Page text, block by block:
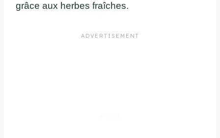
grâce aux herbes fraîches.